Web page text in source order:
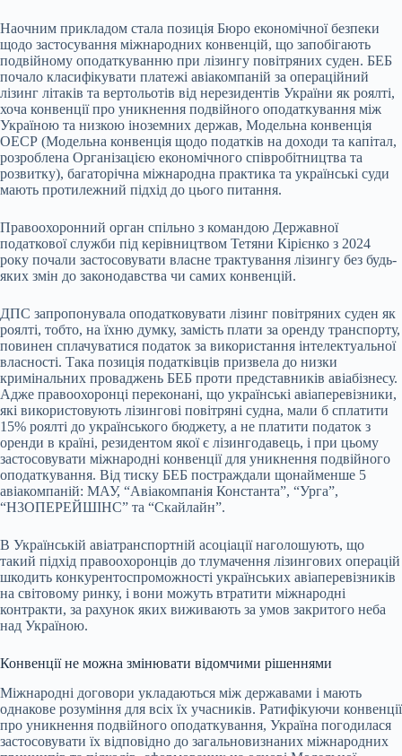
Наочним прикладом стала позиція Бюро економічної безпеки
щодо застосування міжнародних конвенцій, що запобігають
подвійному оподаткуванню при лізингу повітряних суден. БЕБ
почало класифікувати платежі авіакомпаній за операційний
лізинг літаків та вертольотів від нерезидентів України як роялті,
хоча конвенції про уникнення подвійного оподаткування між
Україною та низкою іноземних держав, Модельна конвенція
ОЕСР (Модельна конвенція щодо податків на доходи та капітал,
розроблена Організацією економічного співробітництва та
розвитку), багаторічна міжнародна практика та українські суди
мають протилежний підхід до цього питання.
Правоохоронний орган спільно з командою Державної
податкової служби під керівництвом Тетяни Кірієнко з 2024
року почали застосовувати власне трактування лізингу без будь-
яких змін до законодавства чи самих конвенцій.
ДПС запропонувала оподатковувати лізинг повітряних суден як
роялті, тобто, на їхню думку, замість плати за оренду транспорту,
повинен сплачуватися податок за використання інтелектуальної
власності. Така позиція податківців призвела до низки
кримінальних проваджень БЕБ проти представників авіабізнесу.
Адже правоохоронці переконані, що українські авіаперевізники,
які використовують лізингові повітряні судна, мали б сплатити
15% роялті до українського бюджету, а не платити податок з
оренди в країні, резидентом якої є лізингодавець, і при цьому
застосовувати міжнародні конвенції для уникнення подвійного
оподаткування. Від тиску БЕБ постраждали щонайменше 5
авіакомпаній: МАУ, “Авіакомпанія Константа”, “Урга”,
“Н3ОПЕРЕЙШІНС” та “Скайлайн”.
В Українській авіатранспортній асоціації наголошують, що
такий підхід правоохоронців до тлумачення лізингових операцій
шкодить конкурентоспроможності українських авіаперевізників
на світовому ринку, і вони можуть втратити міжнародні
контракти, за рахунок яких виживають за умов закритого неба
над Україною.
Конвенції не можна змінювати відомчими рішеннями
Міжнародні договори укладаються між державами і мають
однакове розуміння для всіх їх учасників. Ратифікуючи конвенції
про уникнення подвійного оподаткування, Україна погодилася
застосовувати їх відповідно до загальновизнаних міжнародних